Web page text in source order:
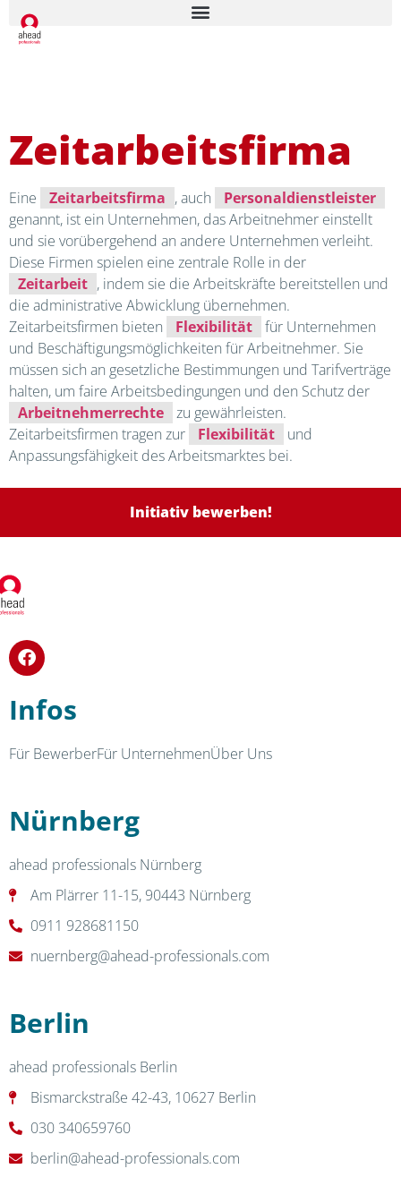
Zeitarbeitsfirma
Eine Zeitarbeitsfirma , auch
Personaldienstleister
genannt, ist ein Unternehmen, das Arbeitnehmer einstellt
und sie vorübergehend an andere Unternehmen verleiht.
Diese Firmen spielen eine zentrale Rolle in der
Zeitarbeit , indem sie die Arbeitskräfte bereitstellen und
die administrative Abwicklung übernehmen.
Zeitarbeitsfirmen bieten
Flexibilität
für Unternehmen
und Beschäftigungsmöglichkeiten für Arbeitnehmer. Sie
müssen sich an gesetzliche Bestimmungen und Tarifverträge
halten, um faire Arbeitsbedingungen und den Schutz der
Arbeitnehmerrechte
zu gewährleisten.
Zeitarbeitsfirmen tragen zur
Flexibilität
und
Anpassungsfähigkeit des Arbeitsmarktes bei.
Initiativ bewerben!
Infos
Für BewerberFür UnternehmenÜber Uns
Nürnberg
ahead professionals Nürnberg
Am Plärrer 11-15, 90443 Nürnberg
0911 928681150
nuernberg@ahead-professionals.com
Berlin
ahead professionals Berlin
Bismarckstraße 42-43, 10627 Berlin
030 340659760
berlin@ahead-professionals.com